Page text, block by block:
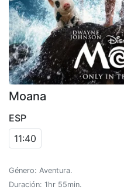
Moana
ESP
11:40
Género: Aventura.
Duración: 1hr 55min.